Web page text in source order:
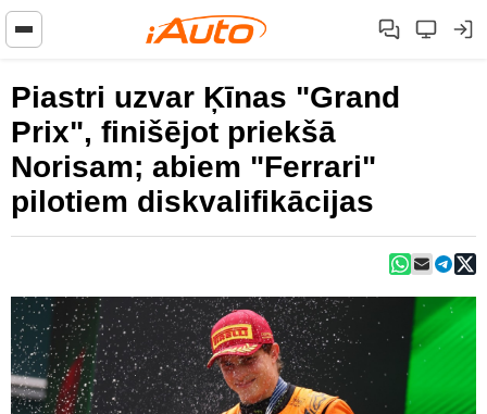
Piastri uzvar Ķīnas "Grand
Prix", finišējot priekšā
Norisam; abiem "Ferrari"
pilotiem diskvalifikācijas